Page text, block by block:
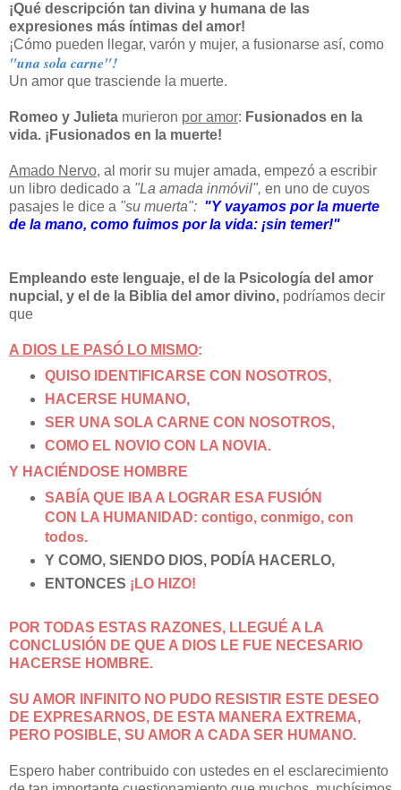
¡Qué descripción tan divina y humana de las
expresiones más íntimas del amor!
¡Cómo pueden llegar, varón y mujer, a fusionarse así, como
"una sola carne"!
Un amor que trasciende la muerte.
Romeo y Julieta murieron por amor: Fusionados en la
vida. ¡Fusionados en la muerte!
Amado Nervo, al morir su mujer amada, empezó a escribir
un libro dedicado a "La amada inmóvil", en uno de cuyos
pasajes le dice a "su muerta": "Y vayamos por la muerte
de la mano, como fuimos por la vida: ¡sin temer!"
Empleando este lenguaje, el de la Psicología del amor
nupcial, y el de la Biblia del amor divino, podríamos decir
que
A DIOS LE PASÓ LO MISMO:
QUISO IDENTIFICARSE CON NOSOTROS,
HACERSE HUMANO,
SER UNA SOLA CARNE CON NOSOTROS,
COMO EL NOVIO CON LA NOVIA.
Y HACIÉNDOSE HOMBRE
SABÍA QUE IBA A LOGRAR ESA FUSIÓN
CON LA HUMANIDAD: contigo, conmigo, con
todos.
Y COMO, SIENDO DIOS, PODÍA HACERLO,
ENTONCES ¡LO HIZO!
POR TODAS ESTAS RAZONES, LLEGUÉ A LA
CONCLUSIÓN DE QUE A DIOS LE FUE NECESARIO
HACERSE HOMBRE.
SU AMOR INFINITO NO PUDO RESISTIR ESTE DESEO
DE EXPRESARNOS, DE ESTA MANERA EXTREMA,
PERO POSIBLE, SU AMOR A CADA SER HUMANO.
Espero haber contribuido con ustedes en el esclarecimiento